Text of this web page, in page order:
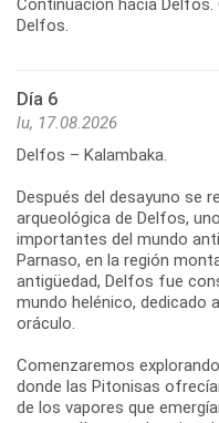
Continuación hacia
Delfos.
Día 6
lu, 17.08.2026
Delfos – Kalambaka.
Después del desayuno se
arqueológica de Delfos,
importantes del mundo
Parnaso, en la región
antigüedad, Delfos fue
mundo helénico, dedicado
oráculo.
Comenzaremos
donde las Pitonisas
de los vapores que